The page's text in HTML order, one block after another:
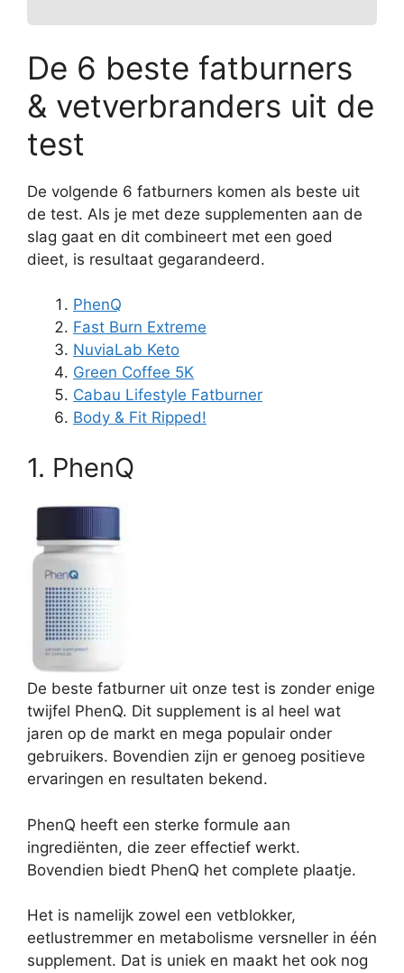
De 6 beste fatburners
& vetverbranders uit de
test
De volgende 6 fatburners komen als beste uit
de test. Als je met deze supplementen aan de
slag gaat en dit combineert met een goed
dieet, is resultaat gegarandeerd.
PhenQ
Fast Burn Extreme
NuviaLab Keto
Green Coffee 5K
Cabau Lifestyle Fatburner
Body & Fit Ripped!
1. PhenQ
De beste fatburner uit onze test is zonder enige
twijfel PhenQ. Dit supplement is al heel wat
jaren op de markt en mega populair onder
gebruikers. Bovendien zijn er genoeg positieve
ervaringen en resultaten bekend.
PhenQ heeft een sterke formule aan
ingrediënten, die zeer effectief werkt.
Bovendien biedt PhenQ het complete plaatje.
Het is namelijk zowel een vetblokker,
eetlustremmer en metabolisme versneller in één
supplement. Dat is uniek en maakt het ook nog